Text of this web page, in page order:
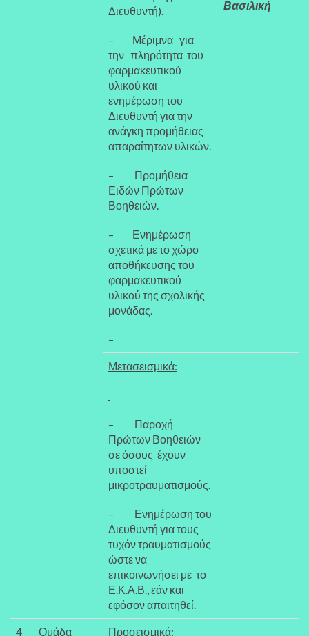
Διευθυντή).
– Μέριμνα για
την πληρότητα του
φαρμακευτικού
υλικού και
ενημέρωση του
Διευθυντή για την
ανάγκη προμήθειας
απαραίτητων υλικών.
– Προμήθεια
Ειδών Πρώτων
Βοηθειών.
– Ενημέρωση
σχετικά με το χώρο
αποθήκευσης του
φαρμακευτικού
υλικού της σχολικής
μονάδας.
–
Βασιλική
Μετασεισμικά:
– Παροχή
Πρώτων Βοηθειών
σε όσους έχουν
υποστεί
μικροτραυματισμούς.
– Ενημέρωση του
Διευθυντή για τους
τυχόν τραυματισμούς
ώστε να
επικοινωνήσει με το
Ε.Κ.Α.Β., εάν και
εφόσον απαιτηθεί.
4
Ομάδα
Προσεισμικά: